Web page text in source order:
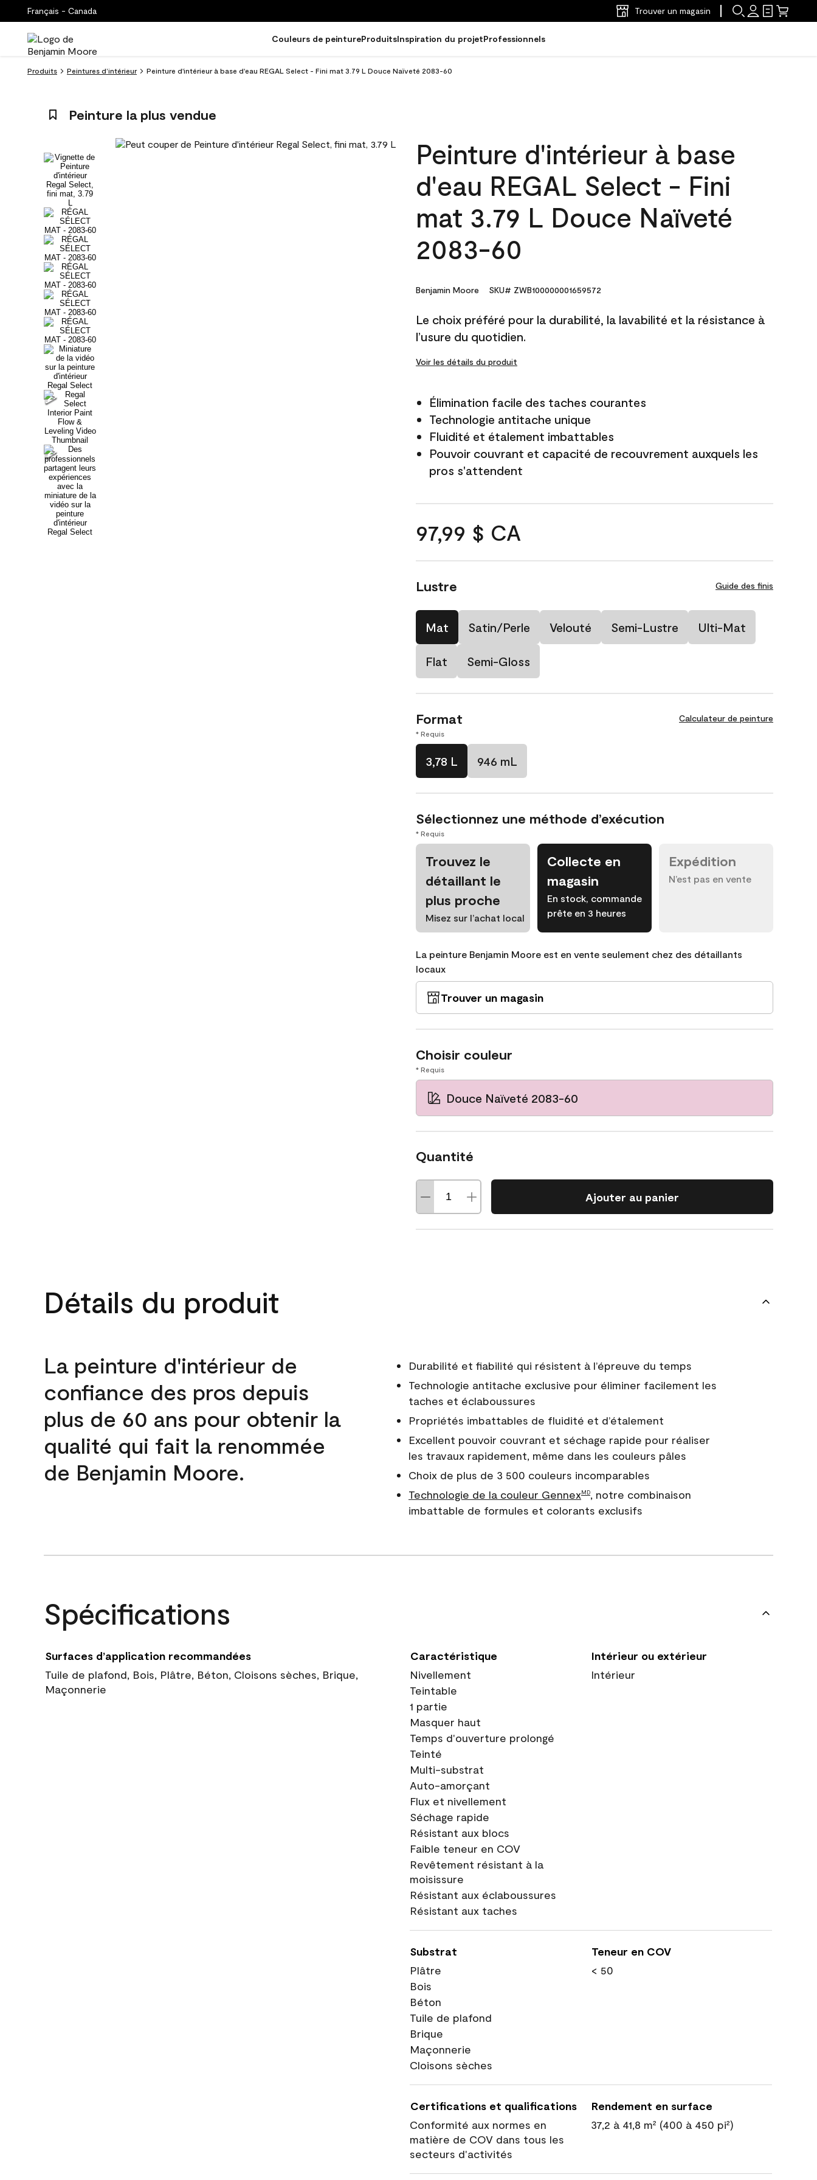
Français - Canada Trouver un magasin
Couleurs de peintureProduitsInspiration du projetProfessionnels
Produits Peintures d’intérieur Peinture d'intérieur à base d'eau REGAL Select - Fini mat 3.79 L Douce Naïveté 2083-60
Peinture la plus vendue
Peinture d'intérieur à base
d'eau REGAL Select - Fini
mat 3.79 L Douce Naïveté
2083-60
Benjamin Moore SKU# ZWB100000001659572
Le choix préféré pour la durabilité, la lavabilité et la résistance à
l’usure du quotidien.
Voir les détails du produit
Élimination facile des taches courantes
Technologie antitache unique
Fluidité et étalement imbattables
Pouvoir couvrant et capacité de recouvrement auxquels les
pros s'attendent
97,99 $ CA
Lustre Guide des finis
Mat Satin/Perle Velouté Semi-Lustre Ulti-Mat
Flat Semi-Gloss
Format Calculateur de peinture
* Requis
3,78 L 946 mL
Sélectionnez une méthode d’exécution
* Requis
Trouvez le
détaillant le
plus proche
Misez sur l’achat local
Collecte en
magasin
En stock, commande
prête en 3 heures
Expédition
N’est pas en vente
La peinture Benjamin Moore est en vente seulement chez des détaillants
locaux
Trouver un magasin
Choisir couleur
* Requis
Douce Naïveté 2083-60
Quantité
Ajouter au panier
Détails du produit
La peinture d'intérieur de
confiance des pros depuis
plus de 60 ans pour obtenir la
qualité qui fait la renommée
de Benjamin Moore.
Durabilité et fiabilité qui résistent à l’épreuve du temps
Technologie antitache exclusive pour éliminer facilement les
taches et éclaboussures
Propriétés imbattables de fluidité et d’étalement
Excellent pouvoir couvrant et séchage rapide pour réaliser
les travaux rapidement, même dans les couleurs pâles
Choix de plus de 3 500 couleurs incomparables
Technologie de la couleur GennexMD, notre combinaison
imbattable de formules et colorants exclusifs
Spécifications
Surfaces d’application recommandées
Tuile de plafond, Bois, Plâtre, Béton, Cloisons sèches, Brique,
Maçonnerie
Caractéristique
Nivellement
Teintable
1 partie
Masquer haut
Temps d'ouverture prolongé
Teinté
Multi-substrat
Auto-amorçant
Flux et nivellement
Séchage rapide
Résistant aux blocs
Faible teneur en COV
Revêtement résistant à la
moisissure
Résistant aux éclaboussures
Résistant aux taches
Intérieur ou extérieur
Intérieur
Substrat
Plâtre
Bois
Béton
Tuile de plafond
Brique
Maçonnerie
Cloisons sèches
Teneur en COV
< 50
Certifications et qualifications
Conformité aux normes en
matière de COV dans tous les
secteurs d'activités
Rendement en surface
37,2 à 41,8 m² (400 à 450 pi²)